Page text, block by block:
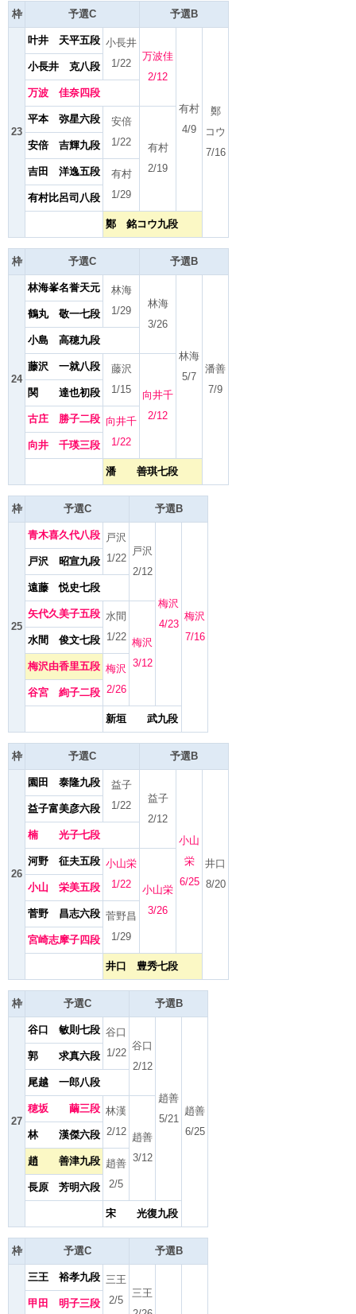
枠 予選C 予選B
23
叶井 天平五段 小長井
1/22
万波佳
2/12
有村
4/9
鄭
コウ
7/16
小長井 克八段
万波 佳奈四段
平本 弥星六段
安倍
1/22
有村
2/19
安倍 吉輝九段
吉田 洋逸五段
有村
1/29
有村比呂司八段
鄭 銘コウ九段
枠 予選C 予選B
24
林海峯名誉天元
林海
1/29
林海
3/26
林海
5/7
潘善
7/9
鶴丸 敬一七段
小島 高穂九段
藤沢 一就八段
藤沢
1/15
向井千
2/12
関 達也初段
古庄 勝子二段 向井千
1/22
向井 千瑛三段
潘 善琪七段
枠 予選C 予選B
25
青木喜久代八段 戸沢
1/22
戸沢
2/12
梅沢
4/23
梅沢
7/16
戸沢 昭宣九段
遠藤 悦史七段
矢代久美子五段 水間
1/22 梅沢
3/12
水間 俊文七段
梅沢由香里五段 梅沢
2/26
谷宮 絢子二段
新垣 武九段
枠 予選C 予選B
26
園田 泰隆九段
益子
1/22
益子
2/12
小山
栄
6/25
井口
8/20
益子富美彦六段
楠 光子七段
河野 征夫五段 小山栄
1/22
小山栄
3/26
小山 栄美五段
菅野 昌志六段 菅野昌
1/29
宮崎志摩子四段
井口 豊秀七段
枠 予選C 予選B
27
谷口 敏則七段 谷口
1/22
谷口
2/12
趙善
5/21
趙善
6/25
郭 求真六段
尾越 一郎八段
穂坂 繭三段 林漢
2/12 趙善
3/12
林 漢傑六段
趙 善津九段 趙善
2/5
長原 芳明六段
宋 光復九段
枠 予選C 予選B
三王 裕孝九段 三王
2/5
三王
甲田 明子三段